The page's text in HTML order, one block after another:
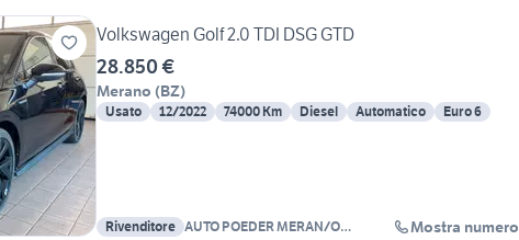
Volkswagen Golf 2.0 TDI DSG GTD
28.850 €
Merano (BZ)
Usato 12/2022 74000 Km Diesel Automatico Euro 6
Rivenditore AUTO POEDER MERAN/O
Mostra numero